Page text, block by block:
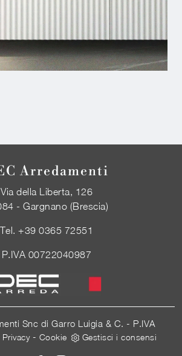
Arredamenti
Via della Liberta, 126
- Gargnano (Brescia)
Tel.+39 0365 72551
P.IVA 00722040987
Snc di Garro Luigia & C. - P.IVA
Privacy- Cookie Gestisci i consensi